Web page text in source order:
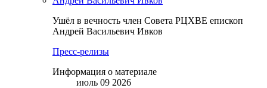
Ушёл в вечность член Совета РЦХВЕ епископ
Андрей Васильевич Ивков
Пресс-релизы
Информация о материале
июль 09 2026